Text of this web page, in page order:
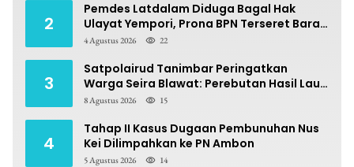
2
Pemdes Latdalam Diduga Bagal Hak
Ulayat Yempori, Prona BPN Terseret Bara
Sengketa
4 Agustus 2026 22
3
Satpolairud Tanimbar Peringatkan
Warga Seira Blawat: Perebutan Hasil Laut
Berpotensi Pidana
8 Agustus 2026 15
4
Tahap II Kasus Dugaan Pembunuhan Nus
Kei Dilimpahkan ke PN Ambon
5 Agustus 2026 14